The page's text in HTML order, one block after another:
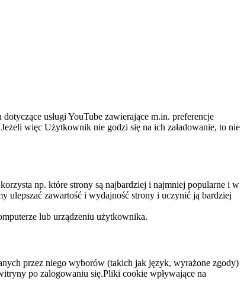
usługi YouTube zawierające m.in. preferencje
więc Użytkownik nie godzi się na ich załadowanie, to nie
np. które strony są najbardziej i najmniej popularne i w
ulepszać zawartość i wydajność strony i uczynić ją bardziej
lub urządzeniu użytkownika.
przez niego wyborów (takich jak język, wyrażone zgody)
po zalogowaniu się.Pliki cookie wpływające na